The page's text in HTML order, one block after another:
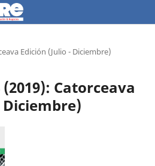
Edición (Julio - Diciembre)
Catorceava
Diciembre)